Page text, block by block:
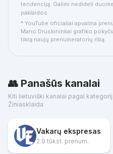
tendenciją. Galimi nedideli
paklaidos.
* YouTube oficialiai apvalina
Mano Druskininkai grafiko
tikrą naujų prenumeratorių ribą.
👥 Panašūs kanalai
Kiti lietuviški kanalai pagal
Žiniasklaida
Vakarų ekspresas
2.9 tūkst. prenum.